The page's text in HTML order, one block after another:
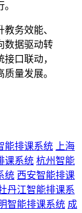
务效能、
数据驱动转
口联动，
量发展。
能排课系统
上海
课系统 杭州智能
统 西安智能排课
丹江智能排课系
智能排课系统 成